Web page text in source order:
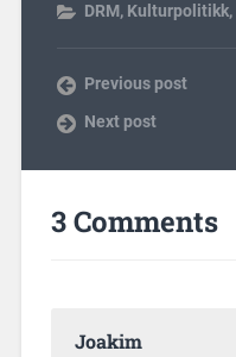
DRM, Kulturpolitikk,
Previous post
Next post
3 Comments
Joakim